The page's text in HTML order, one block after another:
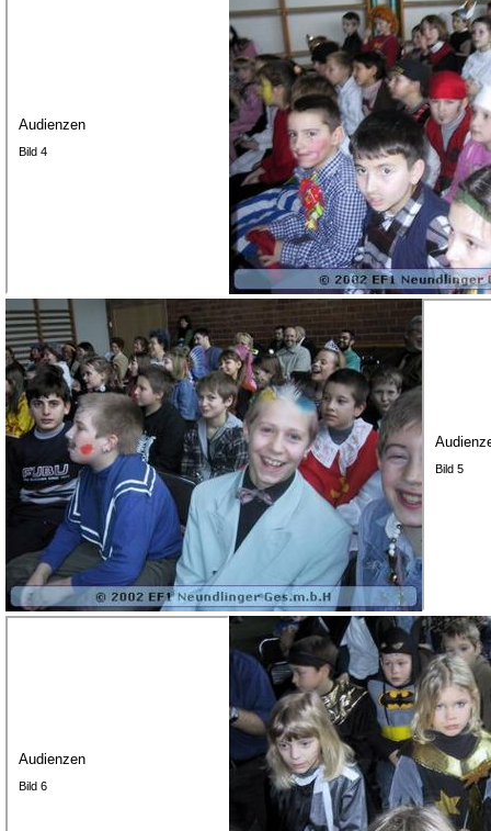
Audienzen
Bild 4
Bild 5
Audienzen
Bild 6